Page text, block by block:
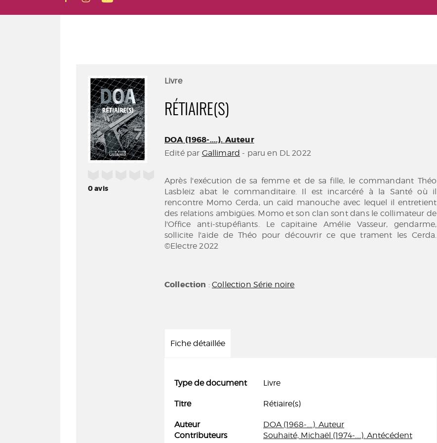
0avis
Livre
RÉTIAIRE(S)
DOA (1968-....). Auteur
Edité par Gallimard - paru en DL 2022
Après l'exécution de sa femme et de sa fille, le commandant Théo
Lasbleiz abat le commanditaire. Il est incarcéré à la Santé où il
rencontre Momo Cerda, un caïd manouche avec lequel il entretient
des relations ambigües. Momo et son clan sont dans le collimateur de
l'Office anti-stupéfiants. Le capitaine Amélie Vasseur, gendarme,
sollicite l'aide de Théo pour découvrir ce que trament les Cerda.
©Electre 2022
Collection :Collection Série noire
Fiche détaillée
Type de document Livre
Titre Rétiaire(s)
Auteur
DOA (1968-....). Auteur
Contributeurs
Souhaité, Michaël (1974-....). Antécédent